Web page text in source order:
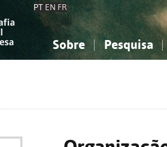
PT EN FR
Sobre Pesquisa